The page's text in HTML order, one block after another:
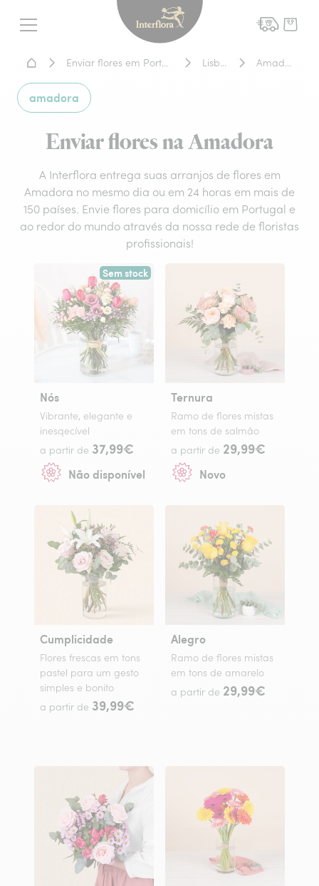
Menu
Interflora - entrega de
Home - Entrega de flores
amadora
Enviar flores na Amadora
A Interflora entrega suas arranjos de flores em
Amadora no mesmo dia ou em 24 horas em mais de
150 países. Envie flores para domicílio em Portugal e
ao redor do mundo através da nossa rede de floristas
profissionais!
Sem stock
Nós
Vibrante, elegante e
inesqecível
a partir de 37,99€
Não disponível
Ternura
Ramo de flores mistas
em tons de salmão
a partir de 29,99€
Novo
Cumplicidade
Flores frescas em tons
pastel para um gesto
simples e bonito
a partir de 39,99€
Alegro
Ramo de flores mistas
em tons de amarelo
a partir de 29,99€